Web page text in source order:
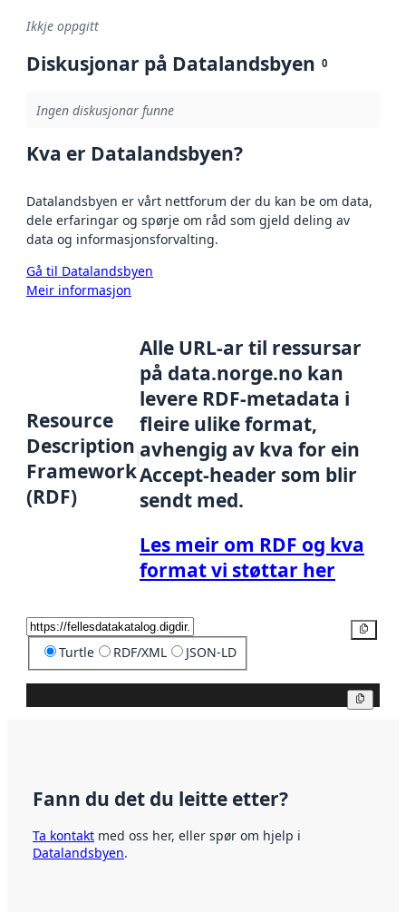
Ikkje oppgitt
Diskusjonar på Datalandsbyen 0
Ingen diskusjonar funne
Kva er Datalandsbyen?
Datalandsbyen er vårt nettforum der du kan be om data,
dele erfaringar og spørje om råd som gjeld deling av
data og informasjonsforvalting.
Gå til Datalandsbyen
Meir informasjon
Resource
Description
Framework
(RDF)
Alle URL-ar til ressursar
på data.norge.no kan
levere RDF-metadata i
fleire ulike format,
avhengig av kva for ein
Accept-header som blir
sendt med.
Les meir om RDF og kva
format vi støttar her
Turtle RDF/XML JSON-LD
Fann du det du leitte etter?
Ta kontakt med oss her, eller spør om hjelp i
Datalandsbyen.